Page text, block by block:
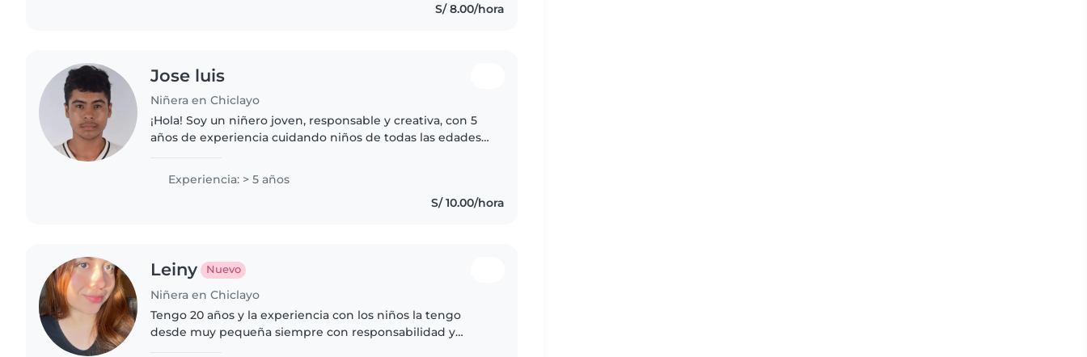
S/ 8.00/hora
Jose luis
Niñera en Chiclayo
¡Hola! Soy un niñero joven, responsable y creativa, con 5
años de experiencia cuidando niños de todas las edades.
jugar con los..
Experiencia: > 5 años
S/ 10.00/hora
Leiny Nuevo
Niñera en Chiclayo
Tengo 20 años y la experiencia con los niños la tengo
desde muy pequeña siempre con responsabilidad y